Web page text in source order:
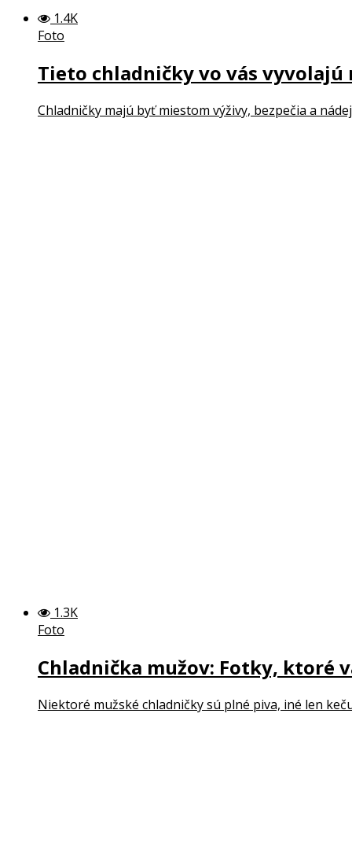
1.4K
Foto
Tieto chladničky vo vás
Chladničky majú byť miestom výživy, bezpečia a
1.3K
Foto
Chladnička mužov: Fotky, ktoré
Niektoré mužské chladničky sú plné piva, iné len